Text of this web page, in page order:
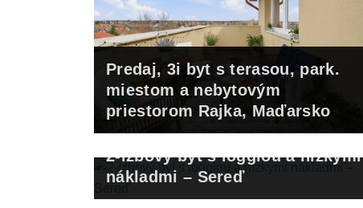
Predaj, 3i byt s terasou, park.
miestom a nebytovým
priestorom Rajka, Maďarsko
2-izbový byt s loggiou a nízkymi
nákladmi – Sereď